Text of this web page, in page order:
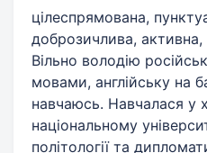
цілеспрямована,
доброзичлива,
Вільно володію
мовами, англійську на
навчаюсь. Навчалася у
національному
політології та